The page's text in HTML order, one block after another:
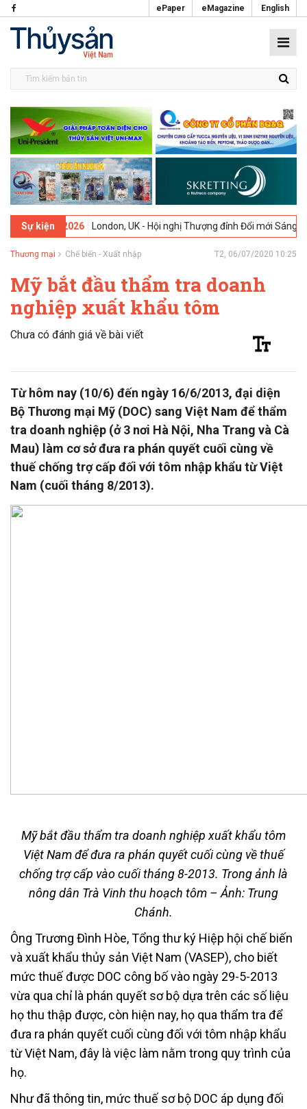
ePaper eMagazine English
Sự kiện
02-2026 London, UK - Hội nghị Thượng đỉnh Đổi mới Sáng tạo
Thương mại Chế biến - Xuất nhập T2, 06/07/2020 10:25
Mỹ bắt đầu thẩm tra doanh
nghiệp xuất khẩu tôm
Chưa có đánh giá về bài viết
Từ hôm nay (10/6) đến ngày 16/6/2013, đại diện
Bộ Thương mại Mỹ (DOC) sang Việt Nam để thẩm
tra doanh nghiệp (ở 3 nơi Hà Nội, Nha Trang và Cà
Mau) làm cơ sở đưa ra phán quyết cuối cùng về
thuế chống trợ cấp đối với tôm nhập khẩu từ Việt
Nam (cuối tháng 8/2013).
Mỹ bắt đầu thẩm tra doanh nghiệp xuất khẩu tôm
Việt Nam để đưa ra phán quyết cuối cùng về thuế
chống trợ cấp vào cuối tháng 8-2013. Trong ảnh là
nông dân Trà Vinh thu hoạch tôm – Ảnh: Trung
Chánh.
Ông Trương Đình Hòe, Tổng thư ký Hiệp hội chế biến
và xuất khẩu thủy sản Việt Nam (VASEP), cho biết
mức thuế được DOC công bố vào ngày 29-5-2013
vừa qua chỉ là phán quyết sơ bộ dựa trên các số liệu
họ thu thập được, còn hiện nay, họ qua thẩm tra để
đưa ra phán quyết cuối cùng đối với tôm nhập khẩu
từ Việt Nam, đây là việc làm nằm trong quy trình của
họ.
Nhưđã thông tin, mức thuế sơ bộ DOC áp dụng đối